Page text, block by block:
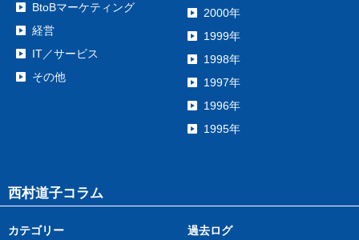
BtoBマーケティング
経営
IT／サービス
その他
2000年
1999年
1998年
1997年
1996年
1995年
西村道子コラム
カテゴリー 過去ログ